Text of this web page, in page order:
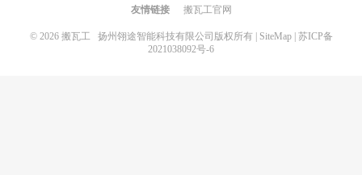
友情链接 搬瓦工官网
© 2026 搬瓦工扬州翎途智能科技有限公司版权所有 | SiteMap| 苏ICP备
2021038092号-6